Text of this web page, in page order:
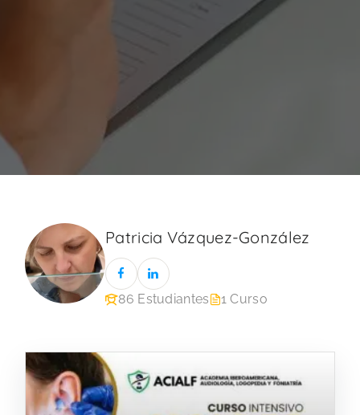
Patricia Vázquez-González
86 Estudiantes 1 Curso